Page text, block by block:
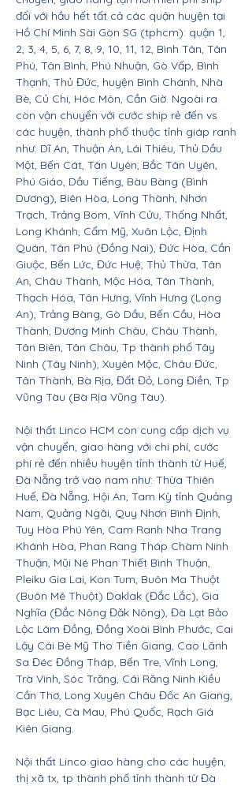
đối với hầu hết tất cả các quận huyện tại
Hồ Chí Minh Sài Gòn SG (tphcm): quận 1,
2, 3, 4, 5, 6, 7, 8, 9, 10, 11, 12, Bình Tân, Tân
Phú, Tân Bình, Phú Nhuận, Gò Vấp, Bình
Thạnh, Thủ Đức, huyện Bình Chánh, Nhà
Bè, Củ Chi, Hóc Môn, Cần Giờ. Ngoài ra
còn vận chuyển với cước ship rẻ đến vs
các huyện, thành phố thuộc tỉnh giáp ranh
như: Dĩ An, Thuận An, Lái Thiêu, Thủ Dầu
Một, Bến Cát, Tân Uyên, Bắc Tân Uyên,
Phú Giáo, Dầu Tiếng, Bàu Bàng (Bình
Dương), Biên Hòa, Long Thành, Nhơn
Trạch, Trảng Bom, Vĩnh Cửu, Thống Nhất,
Long Khánh, Cẩm Mỹ, Xuân Lộc, Định
Quán, Tân Phú (Đồng Nai), Đức Hòa, Cần
Giuộc, Bến Lức, Đức Huệ, Thủ Thừa, Tân
An, Châu Thành, Mộc Hóa, Tân Thành,
Thạch Hóa, Tân Hưng, Vĩnh Hưng (Long
An), Trảng Bàng, Gò Dầu, Bến Cầu, Hòa
Thành, Dương Minh Châu, Châu Thành,
Tân Biên, Tân Châu, Tp thành phố Tây
Ninh (Tây Ninh), Xuyên Mộc, Châu Đức,
Tân Thành, Bà Rịa, Đất Đỏ, Long Điền, Tp
Vũng Tàu (Bà Rịa Vũng Tàu).
Nội thất Linco HCM còn cung cấp dịch vụ
vận chuyển, giao hàng với chi phí, cước
phí rẻ đến nhiều huyện tỉnh thành từ Huế,
Đà Nẵng trở vào nam như: Thừa Thiên
Huế, Đà Nẵng, Hội An, Tam Kỳ tỉnh Quảng
Nam, Quảng Ngãi, Quy Nhơn Bình Định,
Tuy Hòa Phú Yên, Cam Ranh Nha Trang
Khánh Hòa, Phan Rang Tháp Chàm Ninh
Thuận, Mũi Né Phan Thiết Bình Thuận,
Pleiku Gia Lai, Kon Tum, Buôn Ma Thuột
(Buôn Mê Thuột) Daklak (Đắc Lắc), Gia
Nghĩa (Đắc Nông Đăk Nông), Đà Lạt Bảo
Lộc Lâm Đồng, Đồng Xoài Bình Phước, Cai
Lậy Cái Bè Mỹ Tho Tiền Giang, Cao Lãnh
Sa Đéc Đồng Tháp, Bến Tre, Vĩnh Long,
Trà Vinh, Sóc Trăng, Cái Răng Ninh Kiều
Cần Thơ, Long Xuyên Châu Đốc An Giang,
Bạc Liêu, Cà Mau, Phú Quốc, Rạch Giá
Kiên Giang.
Nội thất Linco giao hàng cho các huyện,
thị xã tx, tp thành phố tỉnh thành từ Đà